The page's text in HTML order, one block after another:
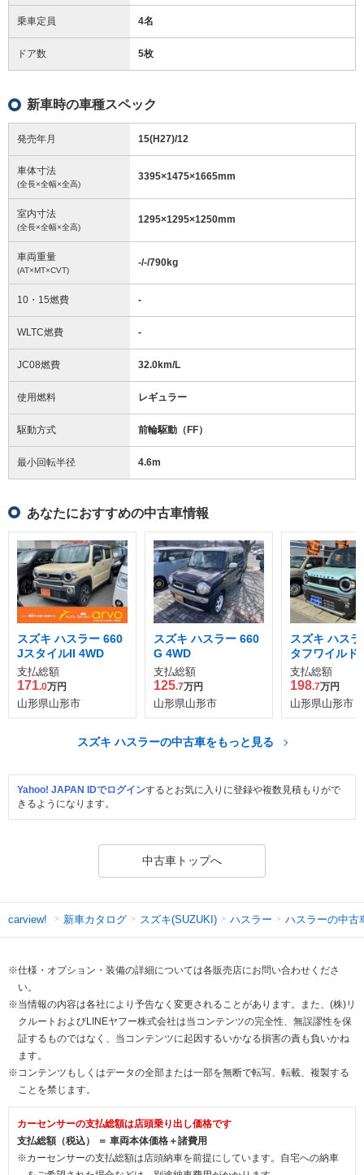
乗車定員 4名
ドア数 5枚
新車時の車種スペック
発売年月 15(H27)/12
車体寸法
(全長×全幅×全高)
3395×1475×1665mm
室内寸法
(全長×全幅×全高)
1295×1295×1250mm
車両重量
(AT×MT×CVT)
-/-/790kg
10・15燃費 -
WLTC燃費 -
JC08燃費 32.0km/L
使用燃料 レギュラー
駆動方式 前輪駆動（FF）
最小回転半径 4.6m
あなたにおすすめの中古車情報
スズキ ハスラー 660
JスタイルII 4WD
支払総額
171.0万円
山形県山形市
スズキ ハスラー 660
G 4WD
支払総額
125.7万円
山形県山形市
スズキ ハス
タフワイルド
支払総額
198.7万円
山形県山形市
スズキ ハスラーの中古車をもっと見る
Yahoo! JAPAN IDでログインするとお気に入りに登録や複数見積もりがで
きるようになります。
中古車トップへ
carview! 新車カタログ スズキ(SUZUKI) ハスラー ハスラーの中古
※仕様・オプション・装備の詳細については各販売店にお問い合わせくださ
い。
※当情報の内容は各社により予告なく変更されることがあります。また、(株)リ
クルートおよびLINEヤフー株式会社は当コンテンツの完全性、無誤謬性を保
証するものではなく、当コンテンツに起因するいかなる損害の責も負いかね
ます。
※コンテンツもしくはデータの全部または一部を無断で転写、転載、複製する
ことを禁じます。
カーセンサーの支払総額は店頭乗り出し価格です
支払総額（税込） ＝ 車両本体価格＋諸費用
※カーセンサーの支払総額は店頭納車を前提にしています。自宅への納車